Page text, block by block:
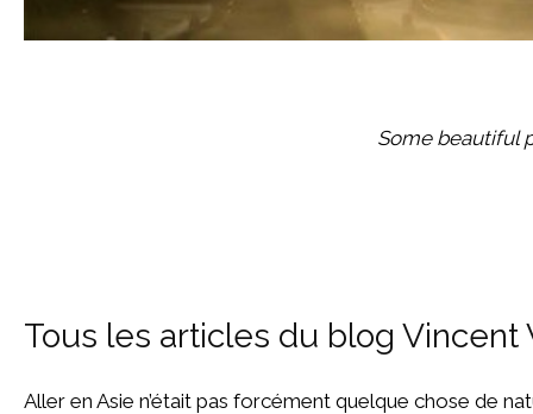
Some beautiful
Tous les articles du blog Vincent
Aller en Asie n’était pas forcément quelque chose de